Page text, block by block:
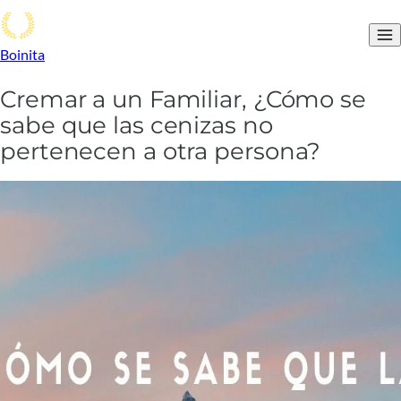
Boinita
Cremar a un Familiar, ¿Cómo se
sabe que las cenizas no
pertenecen a otra persona?